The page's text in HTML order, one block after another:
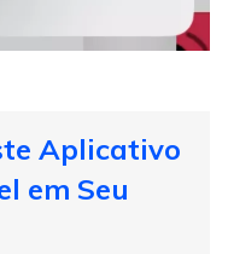
Aplicativo
em Seu